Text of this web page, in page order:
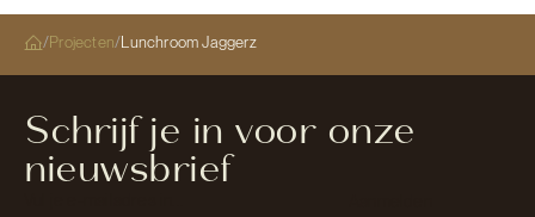
/Projecten/Lunchroom Jaggerz
Schrijf je in voor onze
nieuwsbrief